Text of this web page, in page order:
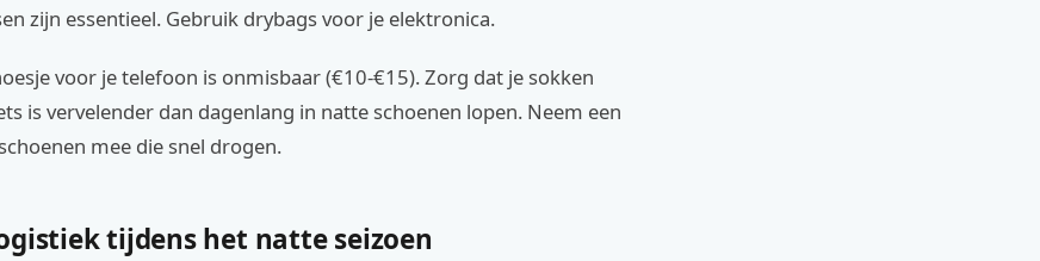
zijn essentieel. Gebruik drybags voor je elektronica.
voor je telefoon is onmisbaar (€10-€15). Zorg dat je sokken
is vervelender dan dagenlang in natte schoenen lopen. Neem een
mee die snel drogen.
tijdens het natte seizoen